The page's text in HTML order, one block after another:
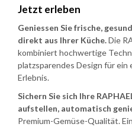
Jetzt erleben
Geniessen Sie frische,
direkt aus Ihrer Küche.Die
kombiniert hochwertige
platzsparendes Design für
Erlebnis.
Sichern Sie sich Ihre
aufstellen, automatisch
Premium-Gemüse-Qualität.